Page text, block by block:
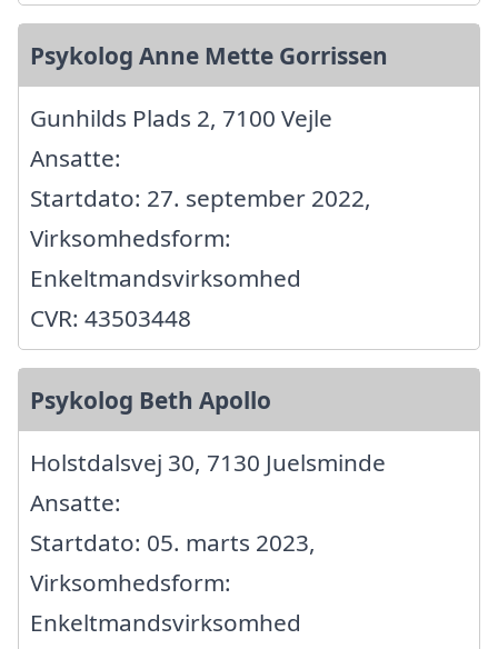
Psykolog Anne Mette Gorrissen
Gunhilds Plads 2, 7100 Vejle
Ansatte:
Startdato: 27. september 2022,
Virksomhedsform:
Enkeltmandsvirksomhed
CVR: 43503448
Psykolog Beth Apollo
Holstdalsvej 30, 7130 Juelsminde
Ansatte:
Startdato: 05. marts 2023,
Virksomhedsform:
Enkeltmandsvirksomhed